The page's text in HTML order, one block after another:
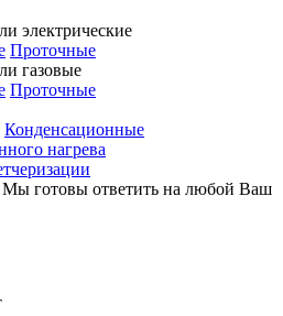
электрические
Проточные
газовые
Проточные
Конденсационные
нагрева
Мы готовы ответить на любой Ваш